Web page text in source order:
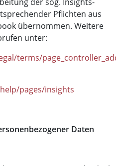
Pflichten aus
übernommen. Weitere
unter:
terms/
pages/insights
Daten